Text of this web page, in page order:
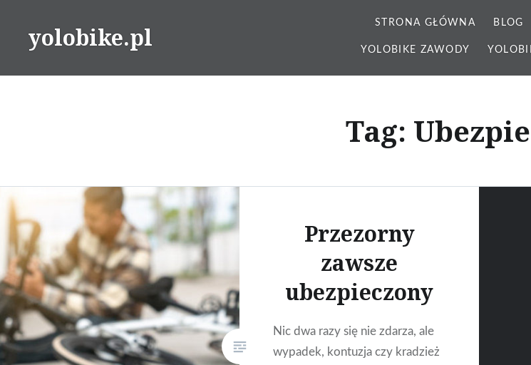
yolobike.pl STRONA GŁÓWNA BLOG
YOLOBIKE ZAWODY
Tag:
Przezorny
zawsze
ubezpieczony
Nic dwa razy się nie zdarza, ale
wypadek, kontuzja czy kradzież